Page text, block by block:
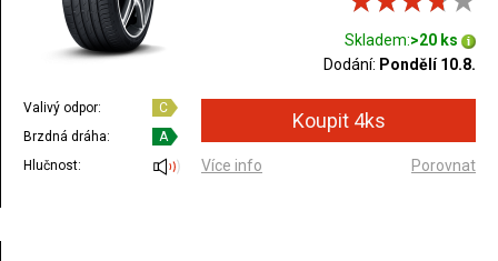
Skladem:>20 ks
Dodání: Pondělí 10.8.
Valivý odpor:
C
Brzdná dráha:
A
Hlučnost:
Více info Porovnat